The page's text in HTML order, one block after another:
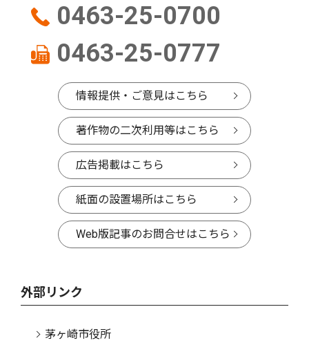
0463-25-0700
0463-25-0777
情報提供・ご意見はこちら
著作物の二次利用等はこちら
広告掲載はこちら
紙面の設置場所はこちら
Web版記事のお問合せはこちら
外部リンク
茅ヶ崎市役所